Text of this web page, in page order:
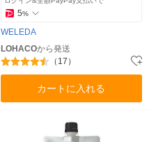
5%
WELEDA
LOHACOから発送
（17）
カートに入れる